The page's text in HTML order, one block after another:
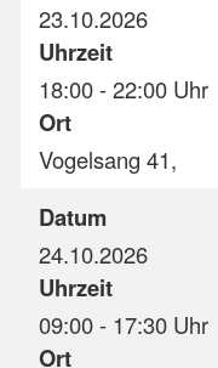
23.10.2026
Uhrzeit
18:00 - 22:00 Uhr
Ort
Vogelsang 41,
Datum
24.10.2026
Uhrzeit
09:00 - 17:30 Uhr
Ort